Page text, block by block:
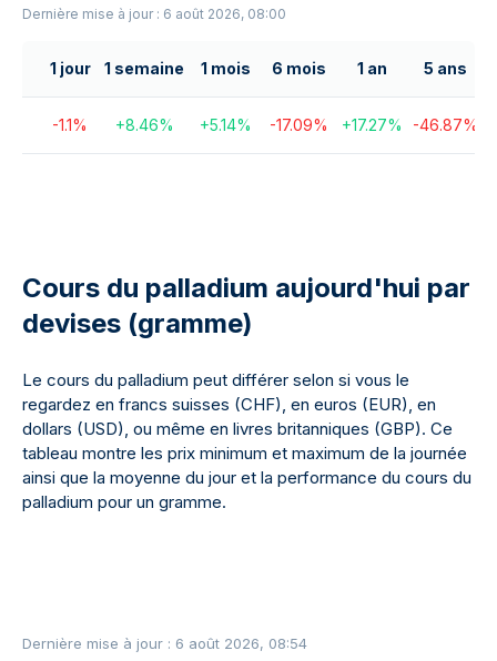
Dernière mise à jour : 6 août 2026, 08:00
1 jour 1 semaine 1 mois 6 mois 1 an 5 ans
-1.1% +8.46% +5.14% -17.09% +17.27% -46.87%
Cours du palladium aujourd'hui par
devises (gramme)
Le cours du palladium peut différer selon si vous le
regardez en francs suisses (CHF), en euros (EUR), en
dollars (USD), ou même en livres britanniques (GBP). Ce
tableau montre les prix minimum et maximum de la journée
ainsi que la moyenne du jour et la performance du cours du
palladium pour un gramme.
Dernière mise à jour : 6 août 2026, 08:54